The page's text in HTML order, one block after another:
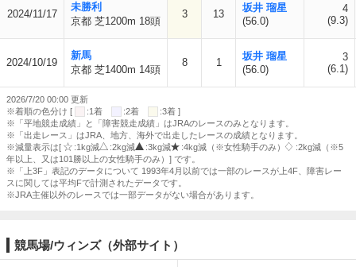
2024/11/17
未勝利
京都 芝1200m 18頭
3 13
坂井 瑠星
(56.0)
4
(9.3)
2024/10/19
新馬
京都 芝1400m 14頭
8 1
坂井 瑠星
(56.0)
3
(6.1)
2026/7/20 00:00 更新
※着順の色分け [
:1着 :2着
:3着 ]
※「平地競走成績」と「障害競走成績」はJRAのレースのみとなります。
※「出走レース」はJRA、地方、海外で出走したレースの成績となります。
※減量表示は[
:1kg減 :2kg減 :3kg減 :4kg減（※女性騎手のみ）
:2kg減（※5
年以上、又は101勝以上の女性騎手のみ）] です。
※「上3F」表記のデータについて 1993年4月以前では一部のレースが上4F、障害レー
スに関しては平均Fで計測されたデータです。
※JRA主催以外のレースでは一部データがない場合があります。
競馬場/ウィンズ（外部サイト）